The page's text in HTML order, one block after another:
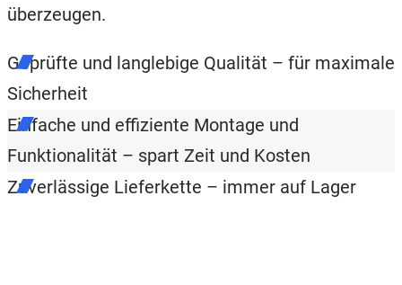
überzeugen.
Geprüfte und langlebige Qualität – für maximale
Sicherheit
Einfache und effiziente Montage und
Funktionalität – spart Zeit und Kosten
Zuverlässige Lieferkette – immer auf Lager